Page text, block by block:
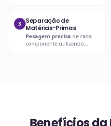
3
Separação de
Matérias-Primas
Pesagem precisa de cada
componente utilizando